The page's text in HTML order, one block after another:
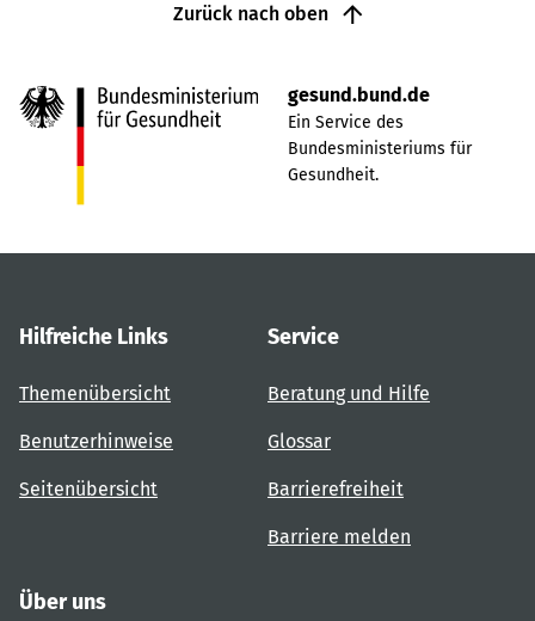
Zurück nach oben
gesund.bund.de
Ein Service des
Bundesministeriums für
Gesundheit.
Hilfreiche Links
Themenübersicht
Benutzerhinweise
Seitenübersicht
Service
Beratung und Hilfe
Glossar
Barrierefreiheit
Barriere melden
Über uns